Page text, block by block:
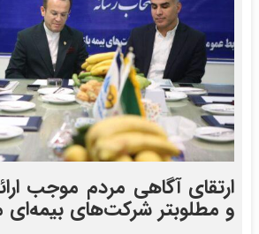
ارتقای آگاهی مردم موجب
و مطلوبتر شرکت‌های